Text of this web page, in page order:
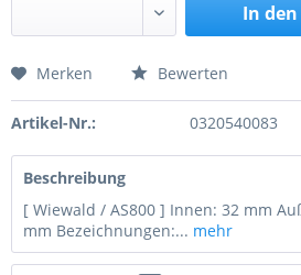
In den
Preis anfragen
Merken Bewerten
Artikel-Nr.: 0320540083
Beschreibung
[ Wiewald / AS800 ] Innen: 32 mm
mm Bezeichnungen:... mehr